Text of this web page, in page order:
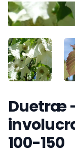
Duetræ
100-150